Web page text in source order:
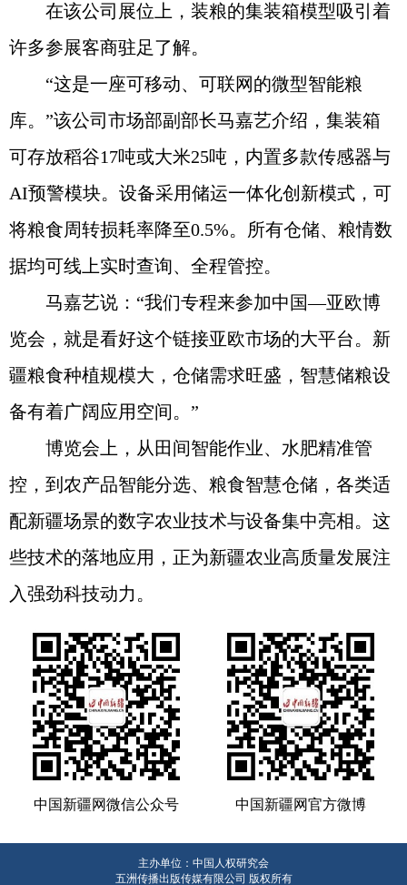
在该公司展位上，装粮的集装箱模型吸引着
许多参展客商驻足了解。
“这是一座可移动、可联网的微型智能粮
库。”该公司市场部副部长马嘉艺介绍，集装箱
可存放稻谷17吨或大米25吨，内置多款传感器与
AI预警模块。设备采用储运一体化创新模式，可
将粮食周转损耗率降至0.5%。所有仓储、粮情数
据均可线上实时查询、全程管控。
马嘉艺说：“我们专程来参加中国—亚欧博
览会，就是看好这个链接亚欧市场的大平台。新
疆粮食种植规模大，仓储需求旺盛，智慧储粮设
备有着广阔应用空间。”
博览会上，从田间智能作业、水肥精准管
控，到农产品智能分选、粮食智慧仓储，各类适
配新疆场景的数字农业技术与设备集中亮相。这
些技术的落地应用，正为新疆农业高质量发展注
入强劲科技动力。
中国新疆网微信公众号 中国新疆网官方微博
主办单位：中国人权研究会
五洲传播出版传媒有限公司 版权所有